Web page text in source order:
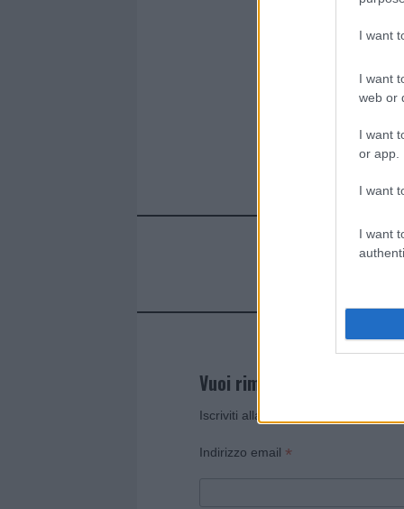
I want
I want
web or
I want
or app.
I want
I want
Vuoi rimanere sempre
Iscriviti alla newsletter di Gallura
Indirizzo email *